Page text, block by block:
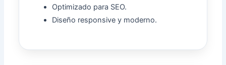
Optimizado para SEO.
Diseño responsive y moderno.